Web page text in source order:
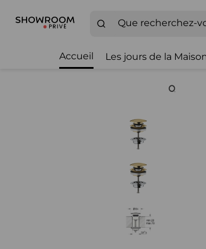
Accueil Les jours de la